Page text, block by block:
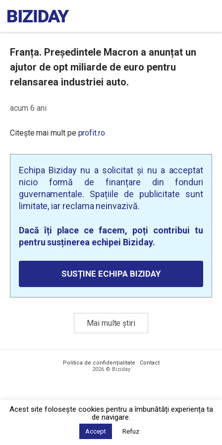
Franța. Președintele Macron a anunțat un
ajutor de opt miliarde de euro pentru
relansarea industriei auto.
acum 6 ani
Citește mai mult pe profit.ro
Echipa Biziday nu a solicitat și nu a acceptat
nicio formă de finanțare din fonduri
guvernamentale. Spațiile de publicitate sunt
limitate, iar reclama neinvazivă.
Dacă îți place ce facem, poți contribui tu
pentru susținerea echipei Biziday.
SUSȚINE ECHIPA BIZIDAY
Mai multe știri
Politica de confidențialitate · Contact
2026 © Biziday
Acest site foloseşte cookies pentru a îmbunătăți experiența ta
de navigare.
Accept Refuz